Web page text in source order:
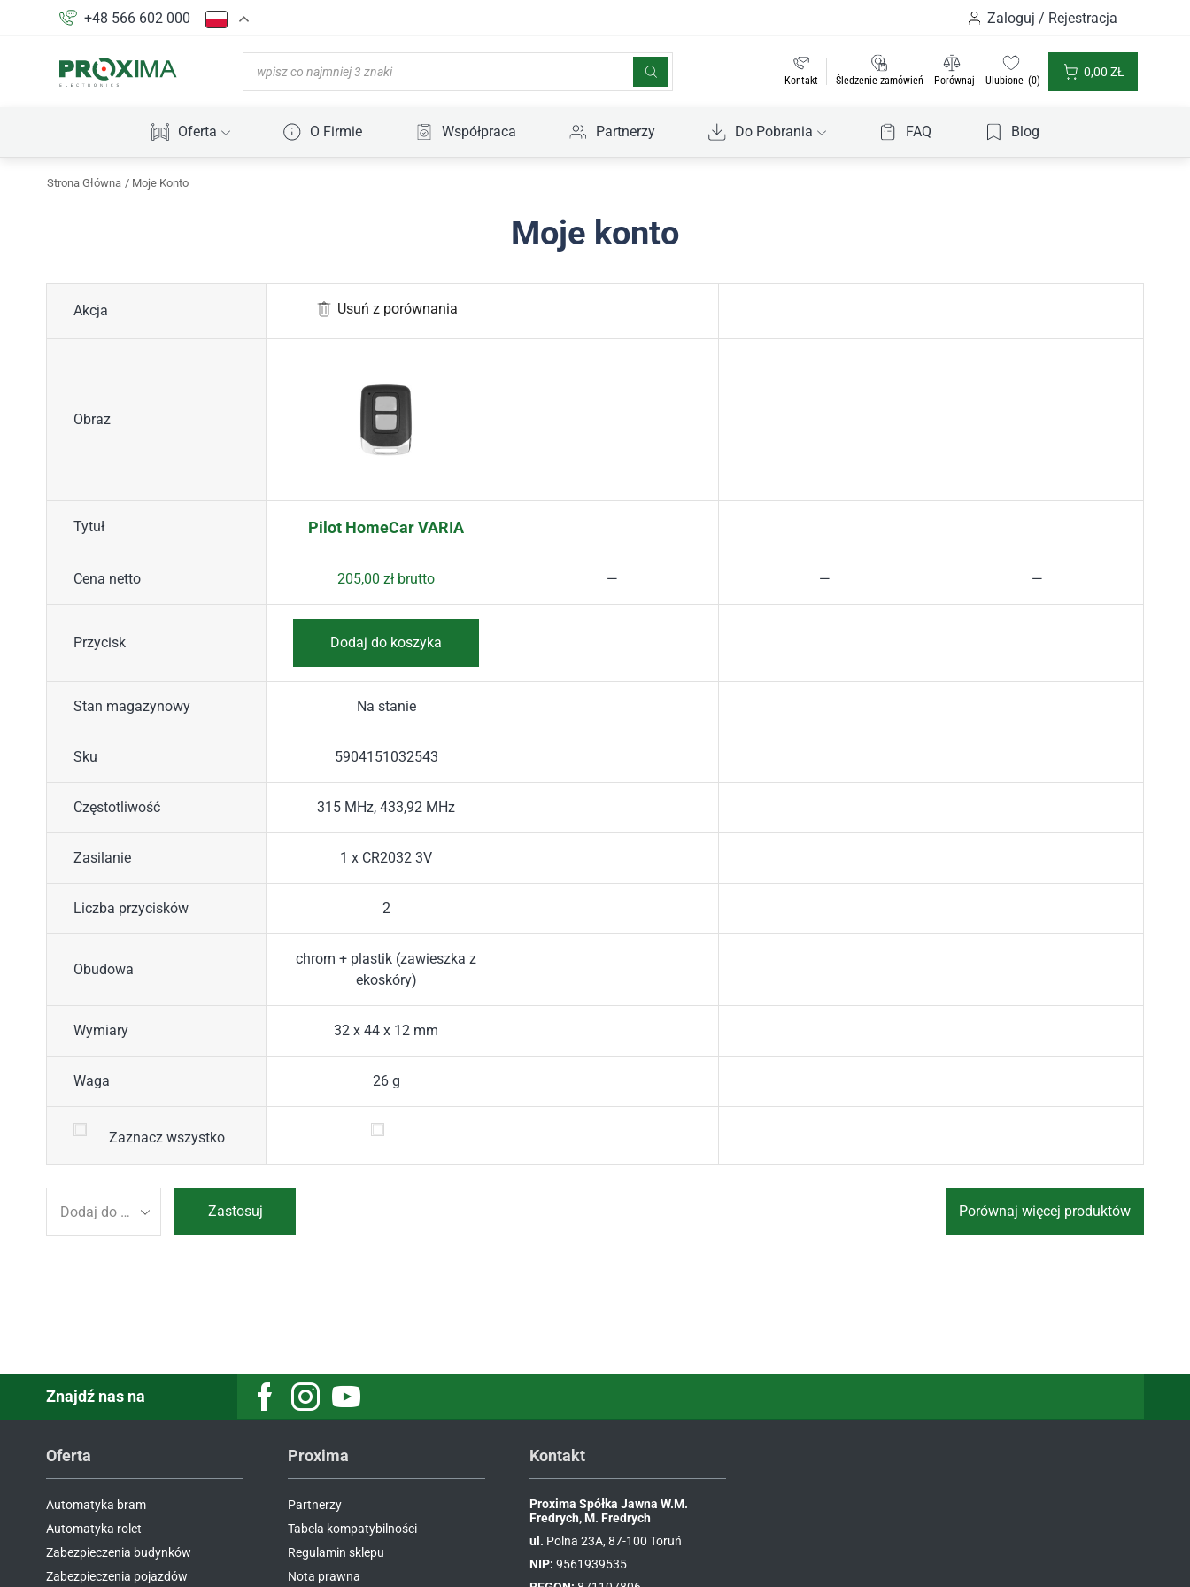
+48 566 602 000 Zaloguj / Rejestracja
Kontakt Śledzenie zamówień Porównaj Ulubione 0
0,00 ZŁ
Oferta O Firmie Współpraca Partnerzy Do Pobrania FAQ Blog
Strona Główna Moje Konto
Moje konto
Akcja Usuń z porównania
Obraz
Tytuł Pilot HomeCar VARIA
Cena netto 205,00 zł brutto
Przycisk Dodaj do koszyka
Stan magazynowy Na stanie
Sku 5904151032543
Częstotliwość 315 MHz, 433,92 MHz
Zasilanie 1 x CR2032 3V
Liczba przycisków 2
Obudowa
chrom + plastik (zawieszka z
ekoskóry)
Wymiary 32 x 44 x 12 mm
Waga 26 g
Zaznacz wszystko
Zastosuj Porównaj więcej produktów
Znajdź nas na
Oferta
Automatyka bram
Automatyka rolet
Zabezpieczenia budynków
Zabezpieczenia pojazdów
Proxima
Partnerzy
Tabela kompatybilności
Regulamin sklepu
Nota prawna
Kontakt
Proxima Spółka Jawna W.M.
Fredrych, M. Fredrych
ul. Polna 23A, 87-100 Toruń
NIP: 9561939535